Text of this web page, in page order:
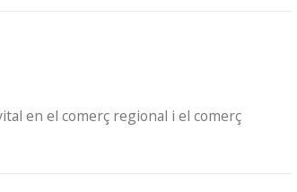
en el comerç regional i el comerç